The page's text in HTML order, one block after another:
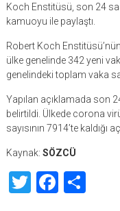
Koch Enstitüsü, son 24
kamuoyu ile paylaştı.
Robert Koch
ülke genelinde 342 yeni
genelindeki toplam vaka
Yapılan açıklamada son
belirtildi. Ülkede corona
sayısının 7914’te kaldığı
Kaynak: SÖZCÜ
Twitter